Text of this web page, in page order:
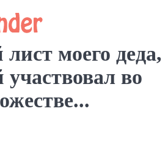
моего деда,
во